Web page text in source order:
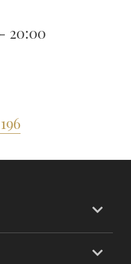
20:00